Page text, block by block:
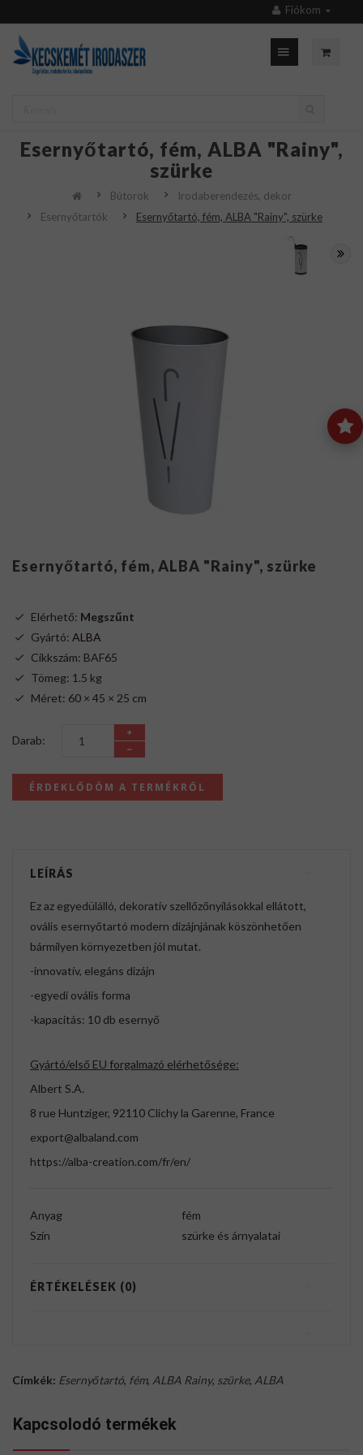
Fiókom
Esernyőtartó, fém, ALBA "Rainy",
szürke
Bútorok
Irodaberendezés, dekor
Esernyőtartók
Esernyőtartó, fém, ALBA "Rainy", szürke
Esernyőtartó, fém, ALBA "Rainy", szürke
Elérhető: Megszűnt
Gyártó: ALBA
Cikkszám: BAF65
Tömeg: 1.5 kg
Méret: 60 × 45 × 25 cm
Darab:
ÉRDEKLŐDÖM A TERMÉKRŐL
LEÍRÁS
Ez az egyedülálló, dekoratív szellőzőnyílásokkal ellátott,
ovális esernyőtartó modern dizájnjának köszönhetően
bármilyen környezetben jól mutat.
-innovatív, elegáns dizájn
-egyedi ovális forma
-kapacitás: 10 db esernyő
Gyártó/első EU forgalmazó elérhetősége:
Albert S.A.
8 rue Huntziger, 92110 Clichy la Garenne, France
export@albaland.com
https://alba-creation.com/fr/en/
Anyag
fém
Szín
szürke és árnyalatai
ÉRTÉKELÉSEK (0)
Címkék: Esernyőtartó, fém, ALBA Rainy, szürke, ALBA
Kapcsolodó termékek